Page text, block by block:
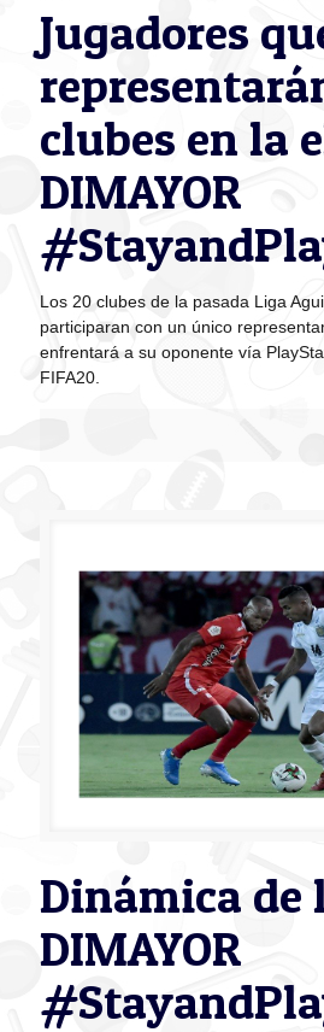
Jugadores
clubes en la
DIMAYOR
Los 20 clubes de la pasada Liga
participaran con un único
enfrentará a su oponente vía
FIFA20.
Dinámica de
DIMAYOR